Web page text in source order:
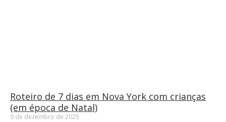
Roteiro de 7 dias em Nova York com crianças
(em época de Natal)
9 de dezembro de 2025